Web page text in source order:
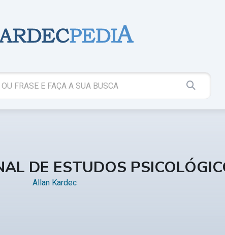
DE ESTUDOS
Allan Kardec